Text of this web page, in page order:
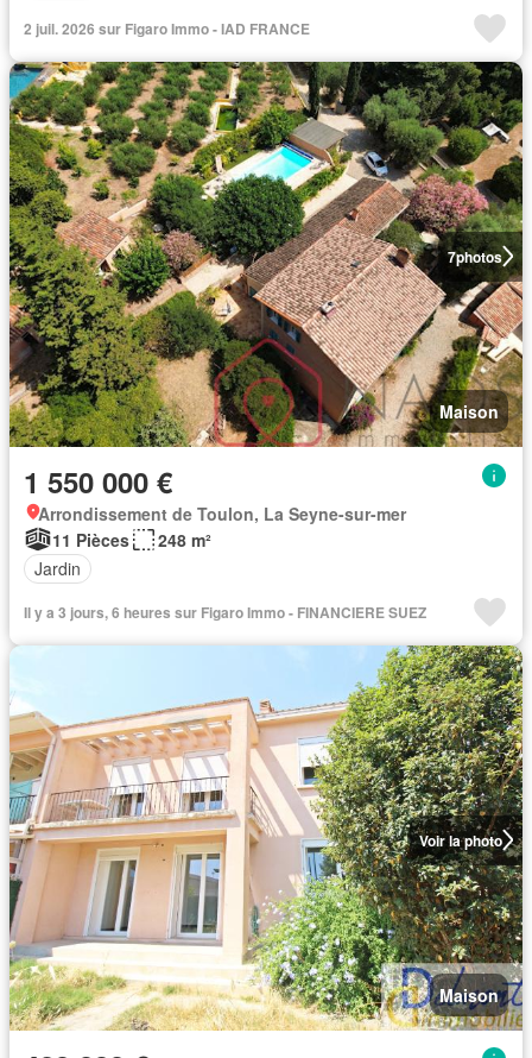
2 juil. 2026 sur Figaro Immo - IAD FRANCE
7photos
Maison
1 550 000 €
Arrondissement de Toulon, La Seyne-sur-mer
11 Pièces
248 m²
Jardin
Il y a 3 jours, 6 heures sur Figaro Immo - FINANCIERE SUEZ
Voir la photo
Maison